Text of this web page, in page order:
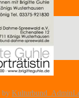
by Kulturbund_Admin